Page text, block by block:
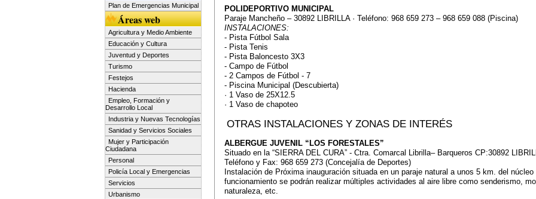
Plan de Emergencias Municipal
Áreas web
Agricultura y Medio Ambiente
Educación y Cultura
Juventud y Deportes
Turismo
Festejos
Hacienda
Empleo, Formación y
Desarrollo Local
Industria y Nuevas Tecnologías
Sanidad y Servicios Sociales
Mujer y Participación
Ciudadana
Personal
Policía Local y Emergencias
Servicios
Urbanismo
POLIDEPORTIVO MUNICIPAL
Paraje Mancheño – 30892 LIBRILLA · Teléfono: 968 659 273 – 968 659 088 (Piscina)
INSTALACIONES:
- Pista Fútbol Sala
- Pista Tenis
- Pista Baloncesto 3X3
- Campo de Fútbol
- 2 Campos de Fútbol - 7
- Piscina Municipal (Descubierta)
· 1 Vaso de 25X12.5
· 1 Vaso de chapoteo
OTRAS INSTALACIONES Y ZONAS DE INTERÉS
ALBERGUE JUVENIL “LOS FORESTALES”
Situado en la “SIERRA DEL CURA” - Ctra. Comarcal Librilla– Barqueros CP:30892
Teléfono y Fax: 968 659 273 (Concejalía de Deportes)
Instalación de Próxima inauguración situada en un paraje natural a unos 5 km. del
funcionamiento se podrán realizar múltiples actividades al aire libre como senderismo,
naturaleza, etc.